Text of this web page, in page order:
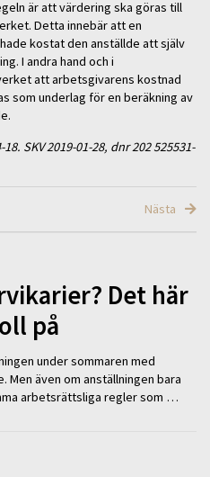
är att värdering ska göras till
Detta innebär att en
kostat den anställde att själv
I andra hand och i
att arbetsgivarens kostnad
som underlag för en beräkning av
SKV 2019-01-28, dnr 202 525531-
Nästa
Det här
på
under sommaren med
även om anställningen bara
arbetsrättsliga regler som …